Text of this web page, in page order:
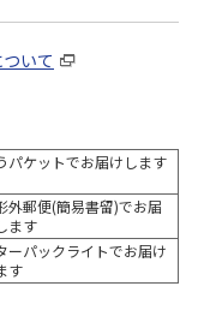
いて
パケットでお届けします
外郵便(簡易書留)でお届
ます
ーパックライトでお届け
す